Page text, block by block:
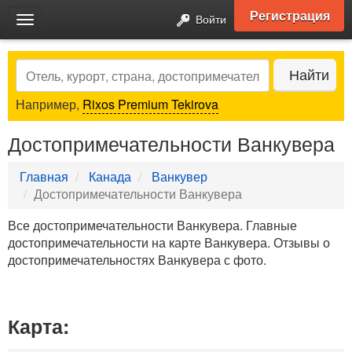
Toggle
navigation
Войти Регистрация
Search Найти
Например, Rixos Premium Tekirova
Достопримечательности Ванкувера
Главная Канада
Ванкувер
Достопримечательности Ванкувера
Все достопримечательности Ванкувера. Главные
достопримечательности на карте Ванкувера. Отзывы о
достопримечательностях Ванкувера с фото.
Карта: